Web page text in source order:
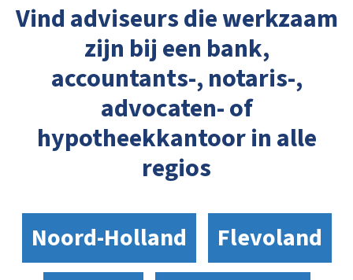
Vind adviseurs die werkzaam
zijn bij een bank,
accountants-, notaris-,
advocaten- of
hypotheekkantoor in alle
regios
Noord-Holland
Flevoland